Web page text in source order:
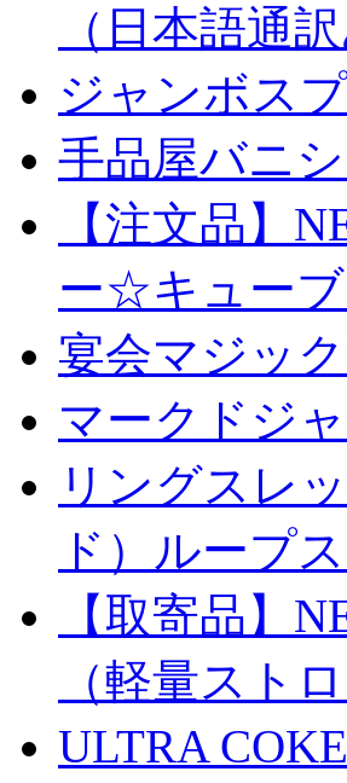
（日本語通訳
ジャンボス
手品屋バニ
【注文品】
ー☆キュー
宴会マジッ
マークドジ
リングスレ
ド）ループ
【取寄品】
（軽量スト
ULTRA